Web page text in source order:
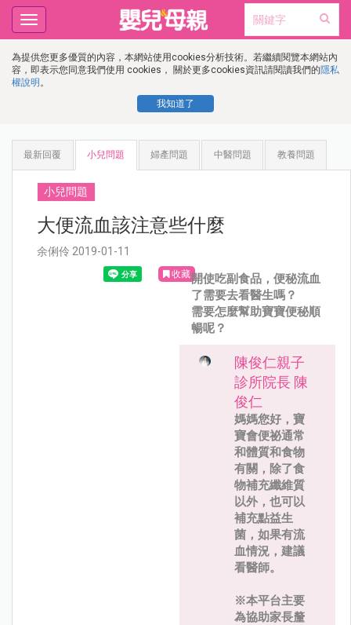
為提供您更多優質的內容，本網站使用cookies分析技術。若繼續閱覽本網站內
容，即表示您同意我們使用 cookies， 關於更多cookies資訊請閱讀我們的隱私
權說明 。
我知道了
Toggle
navigation
最新回覆 小兒問題 婦產問題 中醫問題 教養問題
小兒問題
大便流血該注意些什麼
余俐伶 2019-01-11
收藏開使吃副食品，便秘流血
了需要去看醫生嗎？
需要怎麼幫助寶寶便秘順
暢呢？
陳俊仁親子
診所院長 陳
俊仁
媽媽您好，寶
寶會便祕通常
和體質和食物
有關，除了食
物補充纖維質
以外，也可以
補充點益生
菌，如果有流
血情況，建議
看醫師。
※本平台主要
為協助家長釐